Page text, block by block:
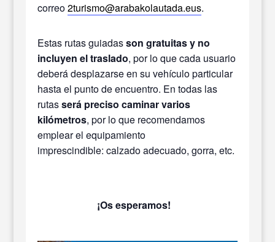
correo2turismo@arabakolautada.eus.
Estas rutas guiadasson gratuitas y no
incluyen el traslado, por lo que cada usuario
deberá desplazarse en su vehículo particular
hasta el punto de encuentro. En todas las
rutasserá preciso caminar varios
kilómetros, por lo que recomendamos
emplear el equipamiento
imprescindible: calzado adecuado, gorra, etc.
¡Os esperamos!